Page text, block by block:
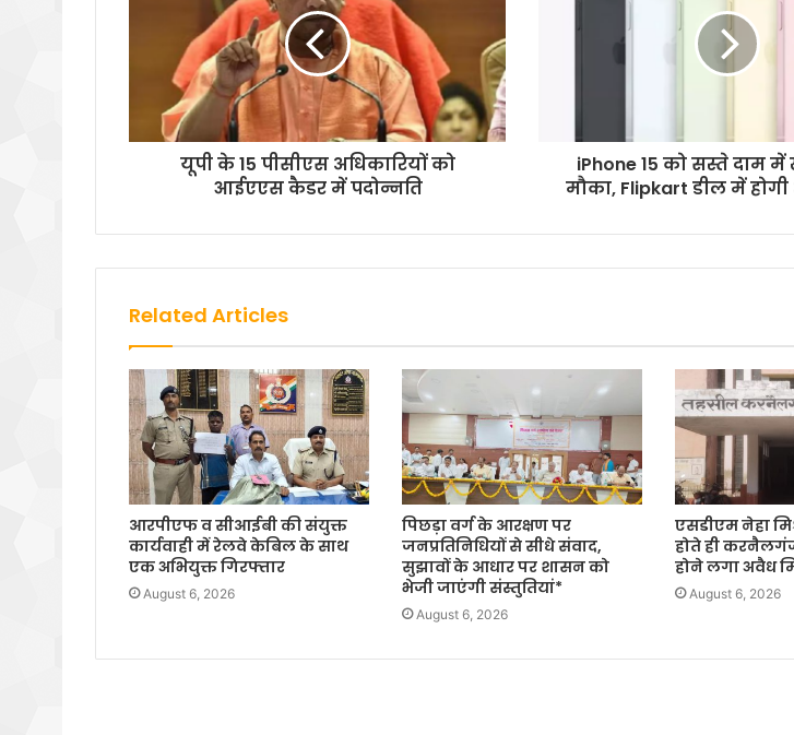
यूपी के 15 पीसीएस अधिकारियों को
आईएएस कैडर में पदोन्नति
iPhone 15 को सस्ते दाम
मौका, Flipkart डील में
Related Articles
आरपीएफ व सीआईबी की संयुक्त
कार्यवाही में रेलवे केबिल के साथ
एक अभियुक्त गिरफ्तार
August 6, 2026
पिछड़ा वर्ग के आरक्षण पर
जनप्रतिनिधियों से सीधे संवाद,
सुझावों के आधार पर शासन को
भेजी जाएंगी संस्तुतियां*
August 6, 2026
एसडीएम नेहा
होते ही
होने लगा अवैध
August 6, 2026